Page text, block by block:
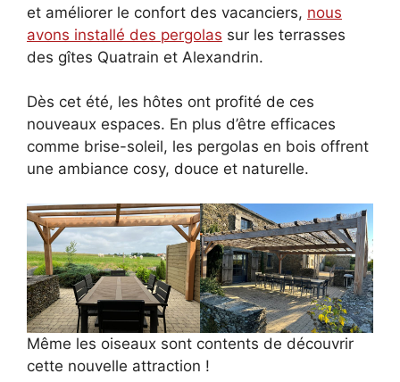
et améliorer le confort des vacanciers, nous
avons installé des pergolas sur les terrasses
des gîtes Quatrain et Alexandrin.
Dès cet été, les hôtes ont profité de ces
nouveaux espaces. En plus d’être efficaces
comme brise-soleil, les pergolas en bois offrent
une ambiance cosy, douce et naturelle.
Même les oiseaux sont contents de découvrir
cette nouvelle attraction !